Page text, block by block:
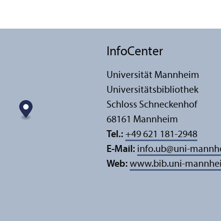
InfoCenter
Universität Mannheim
Universitäts­bibliothek
Schloss Schneckenhof
68161 Mannheim
Tel.: +49 621 181-2948
E-Mail: info.ub@uni-
Web: www.bib.uni-